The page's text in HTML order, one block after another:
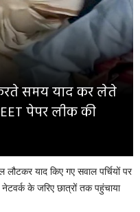
समय याद कर लेते
पेपर लीक की
याद किए गए सवाल पर्चियों पर
के जरिए छात्रों तक पहुंचाया